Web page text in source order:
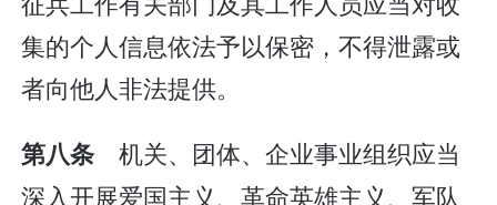
集的个人信息依法予以保密，不得泄露或
者向他人非法提供。
第八条 机关、团体、企业事业组织应当
深入开展爱国主义、革命英雄主义、军队